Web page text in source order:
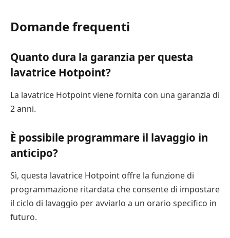
Domande frequenti
Quanto dura la garanzia per questa
lavatrice Hotpoint?
La lavatrice Hotpoint viene fornita con una garanzia di
2 anni.
È possibile programmare il lavaggio in
anticipo?
Sì, questa lavatrice Hotpoint offre la funzione di
programmazione ritardata che consente di impostare
il ciclo di lavaggio per avviarlo a un orario specifico in
futuro.